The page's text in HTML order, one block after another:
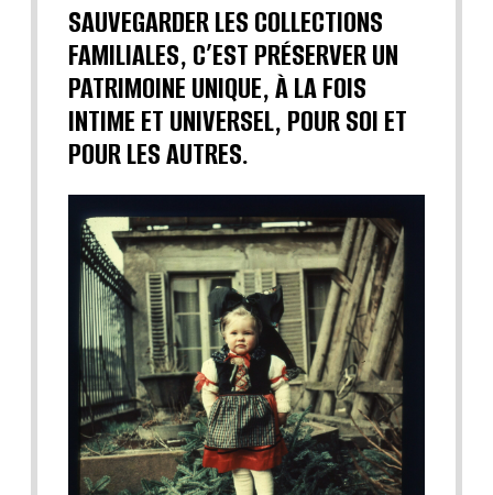
SAUVEGARDER LES COLLECTIONS
FAMILIALES, C’EST PRÉSERVER UN
PATRIMOINE UNIQUE, À LA FOIS
INTIME ET UNIVERSEL, POUR SOI ET
POUR LES AUTRES.